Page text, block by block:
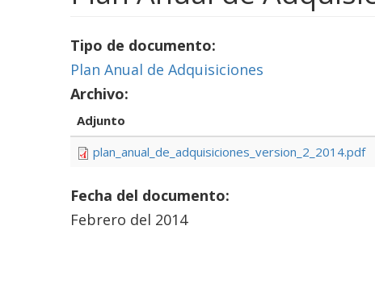
Tipo de documento:
Plan Anual de Adquisiciones
Archivo:
Adjunto
plan_anual_de_adquisiciones_version_2_2014.pdf
Fecha del documento:
Febrero del 2014